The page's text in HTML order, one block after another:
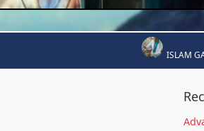
ISLAM